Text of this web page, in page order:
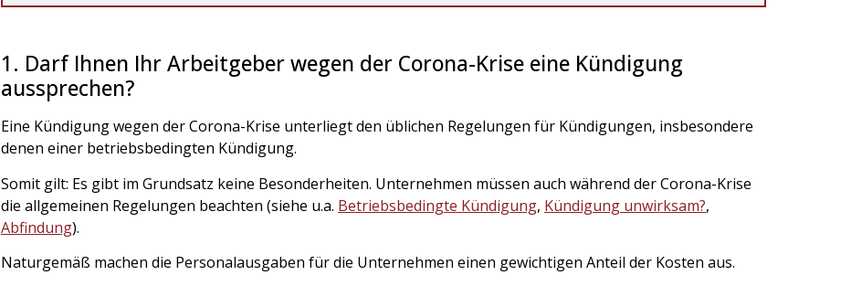
1. Darf Ihnen Ihr Arbeitgeber wegen der Corona-Krise eine Kündigung
aussprechen?
Eine Kündigung wegen der Corona-Krise unterliegt den üblichen Regelungen für Kündigungen, insbesondere
denen einer betriebsbedingten Kündigung.
Somit gilt: Es gibt im Grundsatz keine Besonderheiten. Unternehmen müssen auch während der Corona-Krise
die allgemeinen Regelungen beachten (siehe u.a. Betriebsbedingte Kündigung, Kündigung unwirksam?,
Abfindung).
Naturgemäß machen die Personalausgaben für die Unternehmen einen gewichtigen Anteil der Kosten aus.